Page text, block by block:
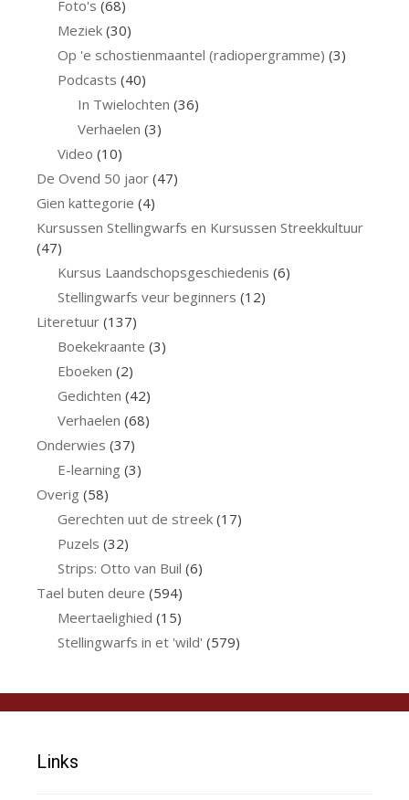
Foto's (68)
Meziek(30)
Op 'e schostienmaantel (radiopergramme) (3)
Podcasts (40)
In Twielochten (36)
Verhaelen (3)
Video (10)
De Ovend 50 jaor (47)
Gien kattegorie (4)
Kursussen Stellingwarfs en Kursussen Streekkultuur
(47)
Kursus Laandschopsgeschiedenis (6)
Stellingwarfs veur beginners (12)
Literetuur (137)
Boekekraante (3)
Eboeken (2)
Gedichten (42)
Verhaelen (68)
Onderwies (37)
E-learning (3)
Overig (58)
Gerechten uut de streek(17)
Puzels (32)
Strips: Otto van Buil (6)
Tael buten deure (594)
Meertaelighied (15)
Stellingwarfs in et 'wild' (579)
Links